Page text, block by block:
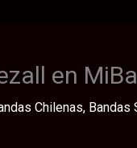
en
Chilenas, Bandas